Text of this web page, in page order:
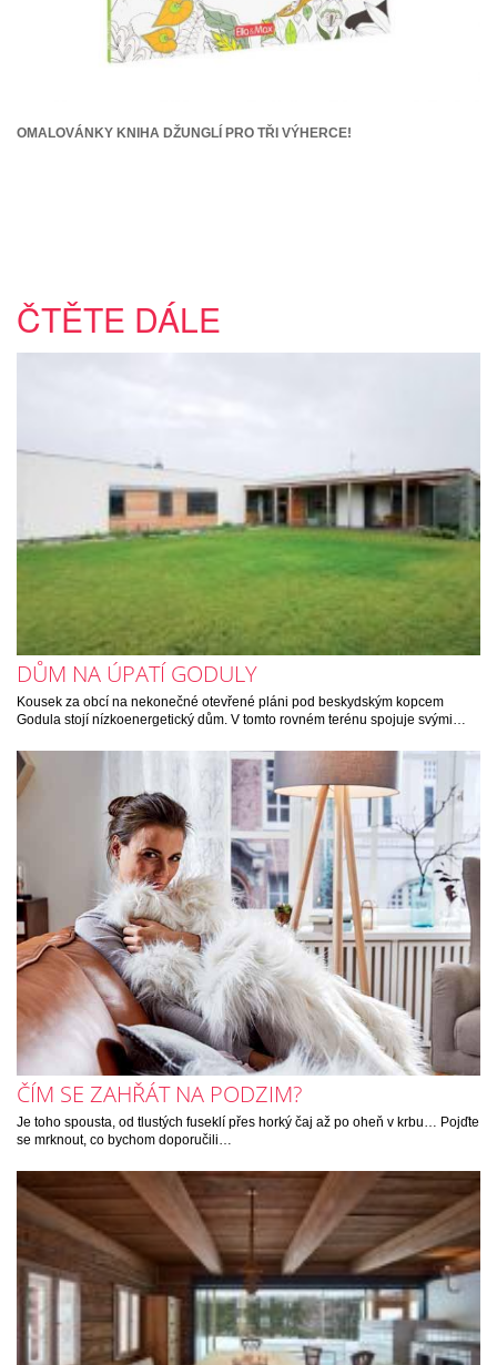
OMALOVÁNKY KNIHA DŽUNGLÍ PRO TŘI VÝHERCE!
ČTĚTE DÁLE
DŮM NA ÚPATÍ GODULY
Kousek za obcí na nekonečné otevřené pláni pod beskydským kopcem
Godula stojí nízkoenergetický dům. V tomto rovném terénu spojuje svými…
ČÍM SE ZAHŘÁT NA PODZIM?
Je toho spousta, od tlustých fuseklí přes horký čaj až po oheň v krbu… Pojďte
se mrknout, co bychom doporučili…